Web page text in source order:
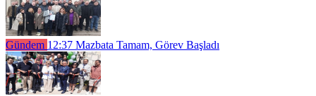
Gündem 12:37 Mazbata Tamam, Görev Başladı